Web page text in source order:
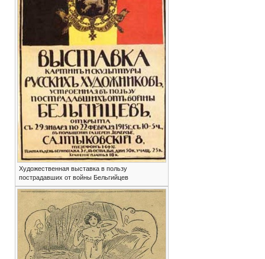
Художественная выставка в пользу
пострадавших от войны Бельгийцев